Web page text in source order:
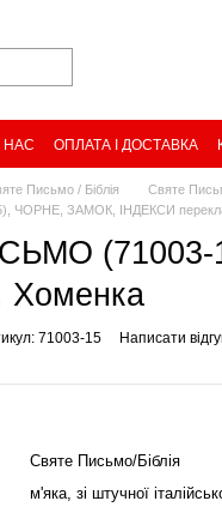
НАС ОПЛАТА І ДОСТАВКА
Письмо / Біблія
Святе
ЧОРНЕ, ЗАМОК, ІНДЕКСИ
Хоменка
71003-15 Написати
Святе Письмо/Біблія
м'яка, зі штучної